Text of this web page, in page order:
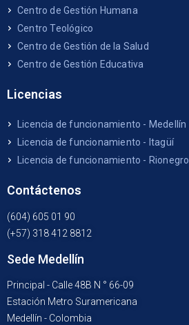
Centro de Gestión Humana
Centro Teológico
Centro de Gestión de la Salud
Centro de Gestión Educativa
Licencias
Licencia de funcionamiento - Medellín
Licencia de funcionamiento - Itagüí
Licencia de funcionamiento - Rionegro
Contáctenos
(604) 605 01 90
(+57) 318 412 8812
Sede Medellín
Principal - Calle 48B N ° 66-09
Estación Metro Suramericana
Medellín - Colombia